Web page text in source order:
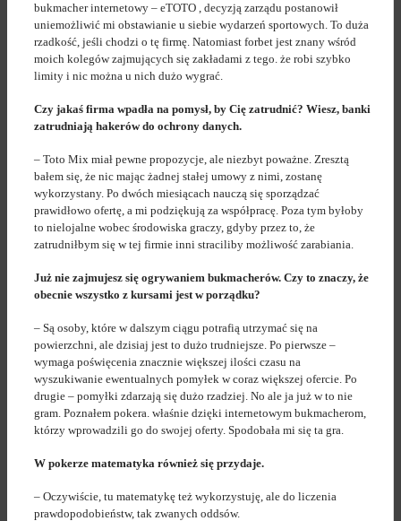
bukmacher internetowy – eTOTO , decyzją zarządu postanowił
uniemożliwić mi obstawianie u siebie wydarzeń sportowych. To duża
rzadkość, jeśli chodzi o tę firmę. Natomiast forbet jest znany wśród
moich kolegów zajmujących się zakładami z tego. że robi szybko
limity i nic można u nich dużo wygrać.
Czy jakaś firma wpadła na pomysł, by Cię zatrudnić? Wiesz, banki
zatrudniają hakerów do ochrony danych.
– Toto Mix miał pewne propozycje, ale niezbyt poważne. Zresztą
bałem się, że nic mając żadnej stałej umowy z nimi, zostanę
wykorzystany. Po dwóch miesiącach nauczą się sporządzać
prawidłowo ofertę, a mi podziękują za współpracę. Poza tym byłoby
to nielojalne wobec środowiska graczy, gdyby przez to, że
zatrudniłbym się w tej firmie inni straciliby możliwość zarabiania.
Już nie zajmujesz się ogrywaniem bukmacherów. Czy to znaczy, że
obecnie wszystko z kursami jest w porządku?
– Są osoby, które w dalszym ciągu potrafią utrzymać się na
powierzchni, ale dzisiaj jest to dużo trudniejsze. Po pierwsze –
wymaga poświęcenia znacznie większej ilości czasu na
wyszukiwanie ewentualnych pomyłek w coraz większej ofercie. Po
drugie – pomyłki zdarzają się dużo rzadziej. No ale ja już w to nie
gram. Poznałem pokera. właśnie dzięki internetowym bukmacherom,
którzy wprowadzili go do swojej oferty. Spodobała mi się ta gra.
W pokerze matematyka również się przydaje.
– Oczywiście, tu matematykę też wykorzystuję, ale do liczenia
prawdopodobieństw, tak zwanych oddsów.